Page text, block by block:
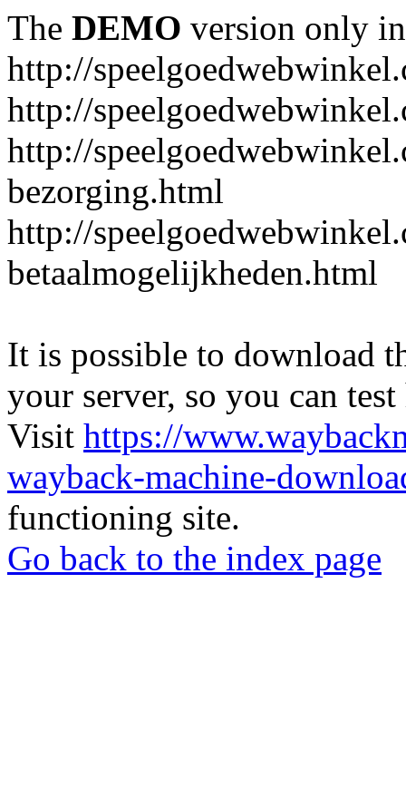
The DEMO version only
http://
http://
http://
bezorging.html
http://
betaalmogelijkheden.html
It is possible to download
your server, so you can
Visit https://
wayback-machine-
functioning site.
Go back to the index page